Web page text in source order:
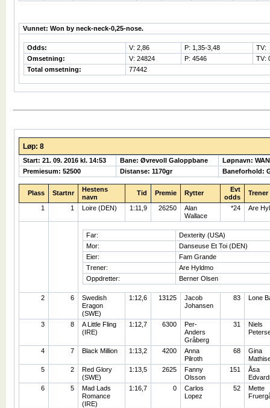
Vunnet: Won by neck-neck-0,25-nose.
Odds: V: 2,86 P: 1,35-3,48
TV:
Omsetning:
V: 24824 P: 4546
TV:
Total omsetning:
77442
Løp: 8
Start: 21. 09. 2016 kl. 14:53 Bane: Øvrevoll Galoppbane
Løpnavn:
Premiesum: 52500
Distanse: 1170gr Baneforhold:
Plass Startnr
Hestens
navn
Tid Premie Rytter
Evt
odds
Trener
1 1 Loire (DEN) 1:11,9 26250
Alan
Wallace
*24 Are
Far:
Dexterity (USA)
Mor:
Danseuse Et Toi (DEN)
Eier:
Fam Grande
Trener:
Are Hyldmo
Oppdretter:
Berner Olsen
2 6
Swedish
Eragon
(SWE)
1:12,6 13125
Jacob
Johansen
83 Lone
3 8
A Little Fling
(IRE)
1:12,7 6300
Per-
Anders
Gråberg
31
Niels
4 7 Black Million 1:13,2 4200
Anna
Pilroth
68
Gina
5
2
Red Glory
(SWE)
1:13,5 2625
Fanny
Olsson
151
Åsa
6
5
Mad Lads
Romance
(IRE)
1:16,7 0
Carlos
Lopez
52
Mette